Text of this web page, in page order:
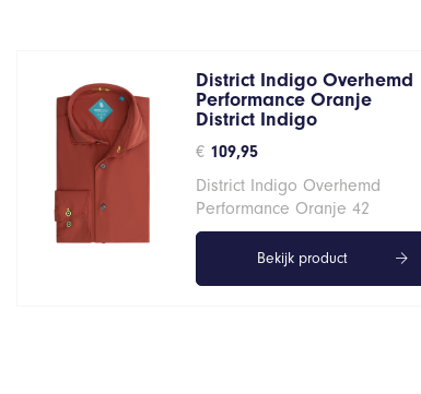
District Indigo Overhemd
Performance Oranje
District Indigo
€ 109,95
District Indigo Overhemd
Performance Oranje 42
Bekijk product